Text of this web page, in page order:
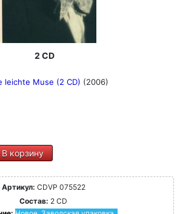
2 CD
leichte Muse (2 CD) (2006)
В корзину
Артикул: CDVP 075522
Состав: 2 CD